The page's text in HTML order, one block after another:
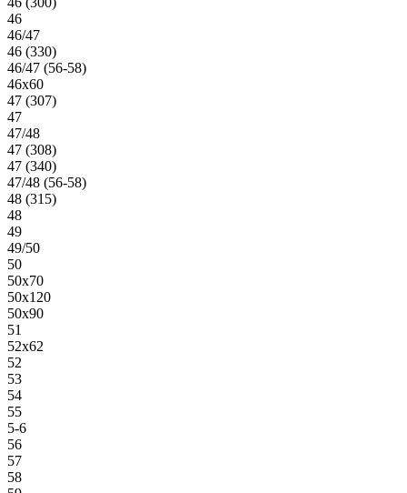
46
46/47
46 (330)
46/47 (56-58)
46х60
47 (307)
47
47/48
47 (308)
47 (340)
47/48 (56-58)
48 (315)
48
49
49/50
50
50х70
50х120
50х90
51
52х62
52
53
54
55
5-6
56
57
58